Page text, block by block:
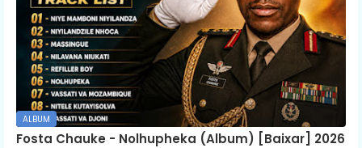
ALBUM
Fosta Chauke - Nolhupheka (Album) [Baixar] 2026